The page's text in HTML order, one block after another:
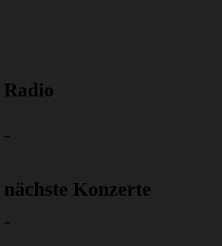
Radio
-
nächste Konzerte
-